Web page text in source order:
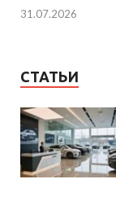
31.07.2026
СТАТЬИ